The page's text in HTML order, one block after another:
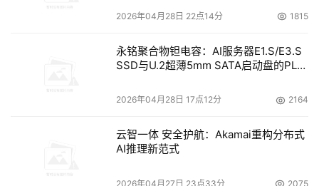
2026年04月28日 22点14分 1815
永铭聚合物钽电容：AI服务器E1.S/E3.S
SSD与U.2超薄5mm SATA启动盘的PLP
2026年04月28日 17点12分 2164
云智一体 安全护航：Akamai重构分布式
AI推理新范式
2026年04月27日 23点33分 2075